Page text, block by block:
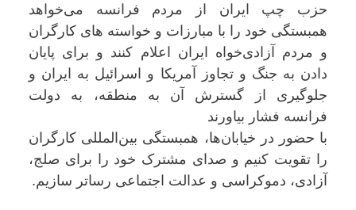
حزب چپ ایران از مردم فرانسه می‌خواهد
همبستگی خود را با مبارزات و خواسته های کارگران
و مردم آزادی‌خواه ایران اعلام کنند و برای پایان
دادن به جنگ و تجاوز آمریکا و اسرائیل به ایران و
جلوگیری از گسترش آن به منطقه، به دولت‌
فرانسه فشار بیاورند
با حضور در خیابان‌ها، همبستگی بین‌المللی کارگران
را تقویت کنیم و صدای مشترک خود را برای صلج،
آزادی، دموکراسی و عدالت اجتماعی رساتر سازیم.